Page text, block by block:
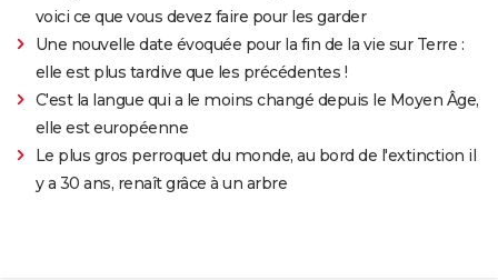
voici ce que vous devez faire pour les garder
Une nouvelle date évoquée pour la fin de la vie sur Terre :
elle est plus tardive que les précédentes !
C'est la langue qui a le moins changé depuis le Moyen Âge,
elle est européenne
Le plus gros perroquet du monde, au bord de l'extinction il
y a 30 ans, renaît grâce à un arbre